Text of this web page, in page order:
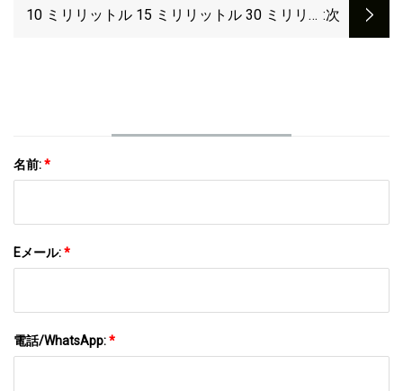
マシン
10 ミリリットル 15 ミリリットル 30 ミリリッ :次
名前:*
Eメール:*
電話/WhatsApp:*